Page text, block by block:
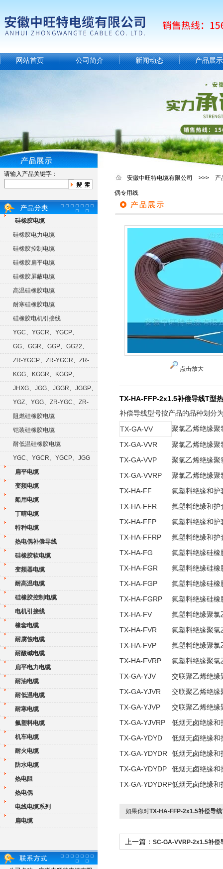
网站首页 公司简介 新闻动态 产品展示
请输入产品关键字：
硅橡胶电缆
硅橡胶电力电缆
硅橡胶控制电缆
硅橡胶扁平电缆
硅橡胶屏蔽电缆
高温硅橡胶电缆
耐寒硅橡胶电缆
硅橡胶电机引接线
YGC、YGCR、YGCP、
YGCRP
GG、GGR、GGP、GG22、
GGRP
ZR-YGCP、ZR-YGCR、ZR-
YGCRP
KGG、KGGR、KGGP、
KGGRP
JHXG、JGG、JGGR、JGGP、
JGGFYGZ、YGG、ZR-YGC、ZR-
KGG阻燃硅橡胶电缆
铠装硅橡胶电缆
耐低温硅橡胶电缆
YGC、YGCR、YGCP、JGG
扁平电缆
变频电缆
船用电缆
丁晴电缆
特种电缆
热电偶补偿导线
硅橡胶软电缆
变频器电缆
耐高温电缆
硅橡胶控制电缆
电机引接线
橡套电缆
耐腐蚀电缆
耐酸碱电缆
扁平电力电缆
耐油电缆
耐低温电缆
耐寒电缆
氟塑料电缆
机车电缆
耐火电缆
防水电缆
热电阻
热电偶
电线电缆系列
扁电缆
安徽中旺特电缆有限公司 >>> 产
偶专用线
点击放大
TX-HA-FFP-2x1.5补偿导线T型
补偿导线型号按产品的品种划分
TX-GA-VV 聚氯乙烯绝缘聚
TX-GA-VVR 聚氯乙烯绝缘聚
TX-GA-VVP 聚氯乙烯绝缘聚
TX-GA-VVRP 聚氯乙烯绝缘聚
TX-HA-FF 氟塑料绝缘和护
TX-HA-FFR 氟塑料绝缘和护
TX-HA-FFP 氟塑料绝缘和护
TX-HA-FFRP 氟塑料绝缘和护
TX-HA-FG 氟塑料绝缘硅橡
TX-HA-FGR 氟塑料绝缘硅橡
TX-HA-FGP 氟塑料绝缘硅橡
TX-HA-FGRP 氟塑料绝缘硅橡
TX-HA-FV 氟塑料绝缘聚氯
TX-HA-FVR 氟塑料绝缘聚氯
TX-HA-FVP 氟塑料绝缘聚氯
TX-HA-FVRP 氟塑料绝缘聚氯
TX-GA-YJV 交联聚乙烯绝缘
TX-GA-YJVR 交联聚乙烯绝缘
TX-GA-YJVP 交联聚乙烯绝缘
TX-GA-YJVRP 低烟无卤绝缘和
TX-GA-YDYD 低烟无卤绝缘和
TX-GA-YDYDR 低烟无卤绝缘和
TX-GA-YDYDP 低烟无卤绝缘和
TX-GA-YDYDRP低烟无卤绝缘和
如果你对TX-HA-FFP-2x1.5补偿导
上一篇： SC-GA-VVRP-2x1.5补偿